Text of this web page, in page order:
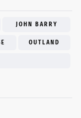
JOHN BARRY
OUTLAND